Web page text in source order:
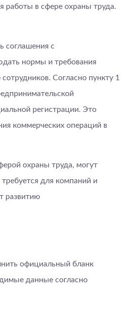
работы в сфере охраны труда.
соглашения с
нормы и требования
Согласно пункту 1
регистрации. Это
коммерческих операций в
охраны труда, могут
для компаний и
развитию
официальный бланк
данные согласно